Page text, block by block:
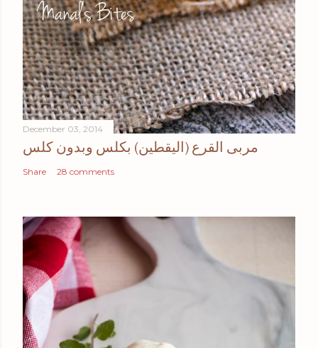
December 03, 2014
مربى القرع (اليقطين) بكلس وبدون كلس
Share 28 comments